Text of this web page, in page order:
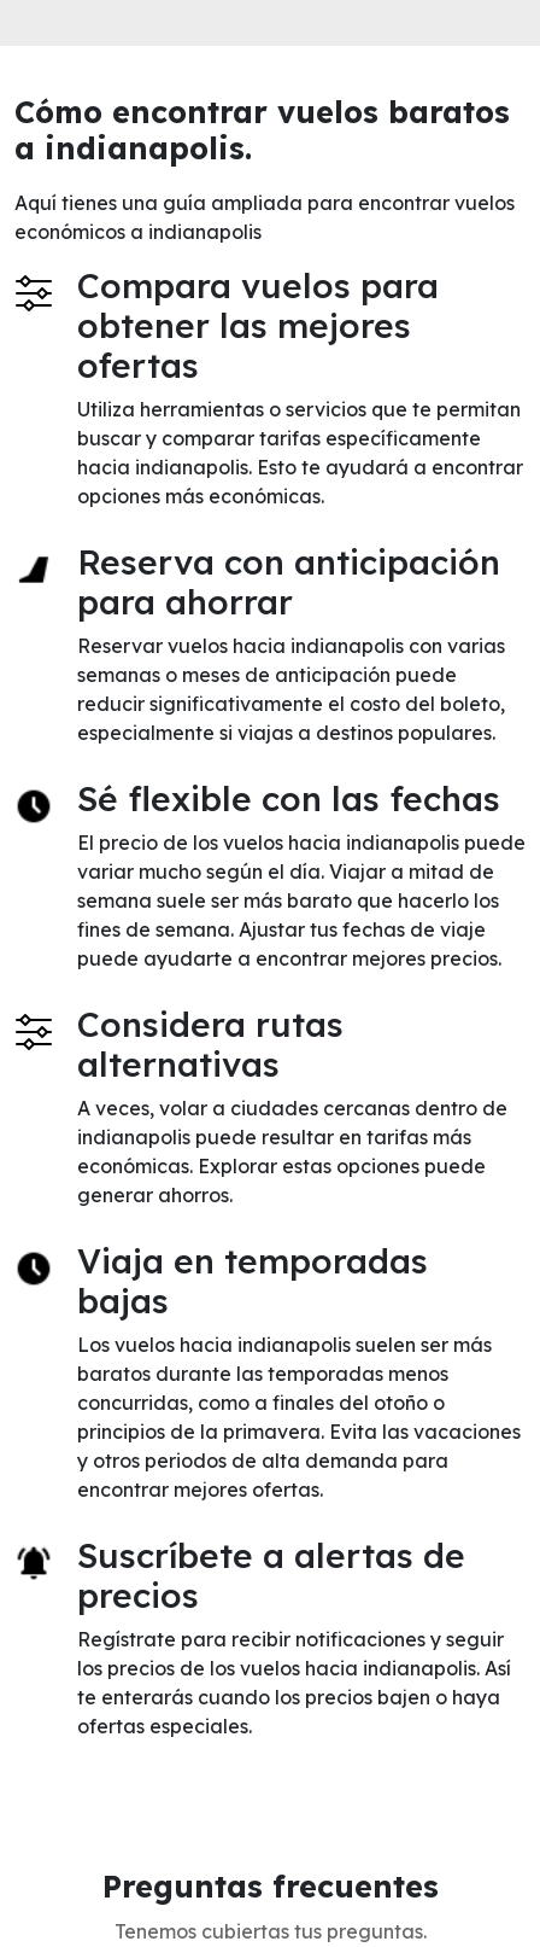
Cómo encontrar vuelos baratos
a indianapolis.
Aquí tienes una guía ampliada para encontrar vuelos
económicos a indianapolis
Compara vuelos para
obtener las mejores
ofertas
Utiliza herramientas o servicios que te permitan
buscar y comparar tarifas específicamente
hacia indianapolis. Esto te ayudará a encontrar
opciones más económicas.
Reserva con anticipación
para ahorrar
Reservar vuelos hacia indianapolis con varias
semanas o meses de anticipación puede
reducir significativamente el costo del boleto,
especialmente si viajas a destinos populares.
Sé flexible con las fechas
El precio de los vuelos hacia indianapolis puede
variar mucho según el día. Viajar a mitad de
semana suele ser más barato que hacerlo los
fines de semana. Ajustar tus fechas de viaje
puede ayudarte a encontrar mejores precios.
Considera rutas
alternativas
A veces, volar a ciudades cercanas dentro de
indianapolis puede resultar en tarifas más
económicas. Explorar estas opciones puede
generar ahorros.
Viaja en temporadas
bajas
Los vuelos hacia indianapolis suelen ser más
baratos durante las temporadas menos
concurridas, como a finales del otoño o
principios de la primavera. Evita las vacaciones
y otros periodos de alta demanda para
encontrar mejores ofertas.
Suscríbete a alertas de
precios
Regístrate para recibir notificaciones y seguir
los precios de los vuelos hacia indianapolis. Así
te enterarás cuando los precios bajen o haya
ofertas especiales.
Preguntas frecuentes
Tenemos cubiertas tus preguntas.